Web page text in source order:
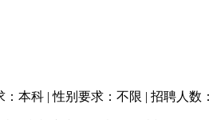
本科 | 性别要求：不限 | 招聘人数